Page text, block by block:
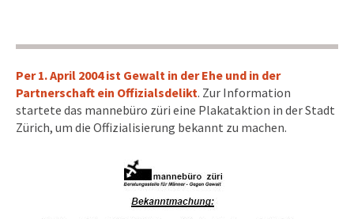
Per 1. April 2004 ist Gewalt in der Ehe und in der
Partnerschaft ein Offizialsdelikt. Zur Information
startete das mannebüro züri eine Plakataktion in der Stadt
Zürich, um die Offizialisierung bekannt zu machen.